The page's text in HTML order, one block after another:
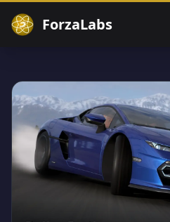
ForzaLabs